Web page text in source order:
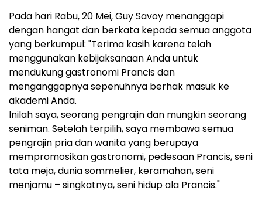
Pada hari Rabu, 20 Mei, Guy Savoy menanggapi
dengan hangat dan berkata kepada semua anggota
yang berkumpul: "Terima kasih karena telah
menggunakan kebijaksanaan Anda untuk
mendukung gastronomi Prancis dan
menganggapnya sepenuhnya berhak masuk ke
akademi Anda.
Inilah saya, seorang pengrajin dan mungkin seorang
seniman. Setelah terpilih, saya membawa semua
pengrajin pria dan wanita yang berupaya
mempromosikan gastronomi, pedesaan Prancis, seni
tata meja, dunia sommelier, keramahan, seni
menjamu – singkatnya, seni hidup ala Prancis."